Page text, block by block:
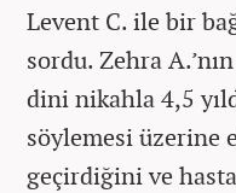
Levent C. ile bir
sordu. Zehra
dini nikahla 4,5
söylemesi üzerine
geçirdiğini ve